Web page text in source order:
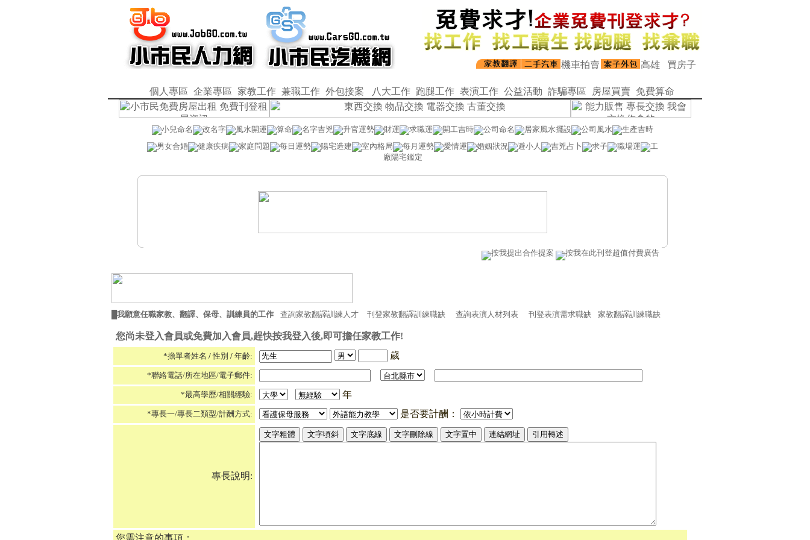
個人專區 企業專區 家教工作 兼職工作 外包接案 八大工作 跑腿工作 表演工作 公益活動 詐騙專區 房屋買賣 免費算命
小兒命名 改名字 風水開運 算命 名字吉兇 升官運勢 財運 求職運 開工吉時 公司命名 居家風水擺設 公司風水
生產吉時
男女合婚
健康疾病 家庭問題 每日運勢 陽宅造建 室內格局 每月運勢 愛情運 婚姻狀況 避小人 吉兇占卜 求子 職場運
工
廠陽宅鑑定
按我提出合作提案 按我在此刊登超值付費廣告
█我願意任職家教、翻譯、保母、訓練員的工作 查詢家教翻譯訓練人才 刊登家教翻譯訓練職缺 查詢表演人材列表 刊登表演需求職缺 家教翻譯訓練職缺
您尚未登入會員或免費加入會員,趕快按我登入後,即可擔任家教工作!
*擔單者姓名 /性別 / 年齡: 歲
*聯絡電話/所在地區/電子郵件:
*最高學歷/相關經驗: 年
*專長一/專長二類型/計酬方式: 是否要計酬：
專長說明:
文字粗體 文字頃斜 文字底線 文字刪除線 文字置中 連結網址 引用轉述
您需注意的事項：